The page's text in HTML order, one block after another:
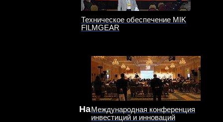
Техническое обеспечение MIK
FILMGEAR
Международная конференция
инвестиций и инноваций
На